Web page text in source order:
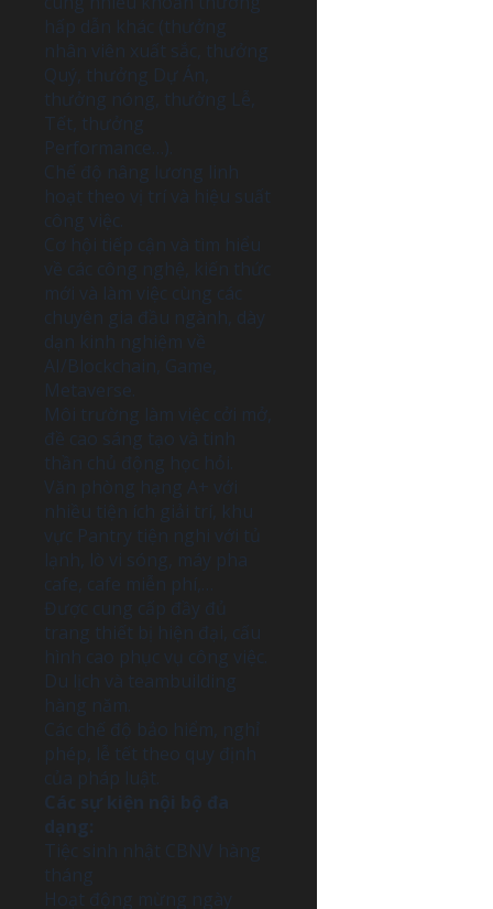
hấp dẫn khác (thưởng
nhân viên xuất sắc, thưởng
Quý, thưởng Dự Án,
thưởng nóng, thưởng Lễ,
Tết, thưởng
Performance…).
Chế độ nâng lương linh
hoạt theo vị trí và hiệu suất
công việc.
Cơ hội tiếp cận và tìm hiểu
về các công nghệ, kiến thức
mới và làm việc cùng các
chuyên gia đầu ngành, dày
dạn kinh nghiệm về
AI/Blockchain, Game,
Metaverse.
Môi trường làm việc cởi mở,
đề cao sáng tạo và tinh
thần chủ động học hỏi.
Văn phòng hạng A+ với
nhiều tiện ích giải trí, khu
vực Pantry tiện nghi với tủ
lạnh, lò vi sóng, máy pha
cafe, cafe miễn phí,…
Được cung cấp đầy đủ
trang thiết bị hiện đại, cấu
hình cao phục vụ công việc.
Du lịch và teambuilding
hàng năm.
Các chế độ bảo hiểm, nghỉ
phép, lễ tết theo quy định
của pháp luật.
Các sự kiện nội bộ đa
dạng:
Tiệc sinh nhật CBNV hàng
tháng
Hoạt động mừng ngày